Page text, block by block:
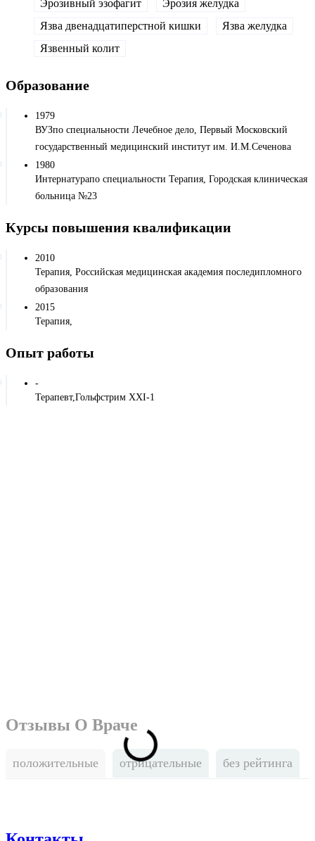
Эрозивный эзофагит
Эрозия желудка
Язва двенадцатиперстной кишки
Язва желудка
Язвенный колит
Образование
1979
ВУЗпо специальности Лечебное дело, Первый Московский
государственный медицинский институт им. И.М.Сеченова
1980
Интернатурапо специальности Терапия, Городская клиническая
больница №23
Курсы повышения квалификации
2010
Терапия, Российская медицинская академия последипломного
образования
2015
Терапия,
Опыт работы
-
Терапевт,Гольфстрим XXI-1
Отзывы О Враче
положительные отрицательные без рейтинга